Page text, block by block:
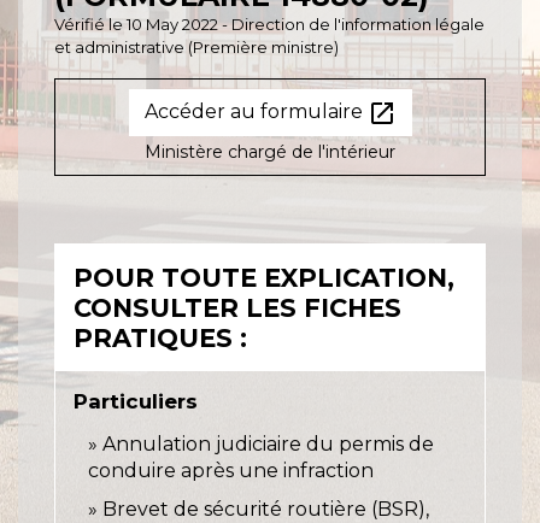
Vérifié le 10 May 2022 - Direction de l'information légale
et administrative (Première ministre)
Accéder au formulaire open_in_new
Ministère chargé de l'intérieur
POUR TOUTE EXPLICATION,
CONSULTER LES FICHES
PRATIQUES :
Particuliers
Annulation judiciaire du permis de
conduire après une infraction
Brevet de sécurité routière (BSR),